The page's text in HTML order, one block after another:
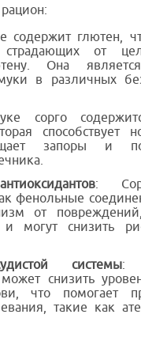
содержит глютен,
от
Она
в различных
сорго
способствует
запоры и
:
фенольные
от
могут снизить
системы:
снизить
что помогает
такие как